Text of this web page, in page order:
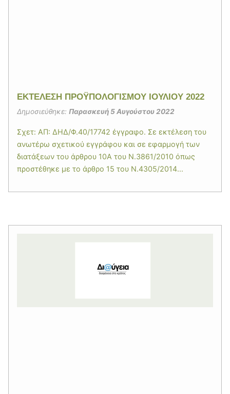
EΚΤΕΛΕΣΗ ΠΡΟΫΠΟΛΟΓΙΣΜΟΥ ΙΟΥΛΙΟΥ 2022
Δημοσιεύθηκε: Παρασκευή 5 Αυγούστου 2022
Σχετ: ΑΠ: ΔΗΔ/Φ.40/17742 έγγραφο. Σε εκτέλεση του
ανωτέρω σχετικού εγγράφου και σε εφαρμογή των
διατάξεων του άρθρου 10Α του Ν.3861/2010 όπως
προστέθηκε με το άρθρο 15 του Ν.4305/2014...